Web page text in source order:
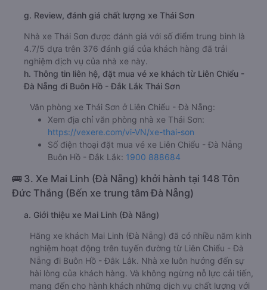
g. Review, đánh giá chất lượng xe Thái Sơn
Nhà xe Thái Sơn được đánh giá với số điểm trung bình là
4.7/5 dựa trên 376 đánh giá của khách hàng đã trải
nghiệm dịch vụ của nhà xe này.
h. Thông tin liên hệ, đặt mua vé xe khách từ Liên Chiểu -
Đà Nẵng đi Buôn Hồ - Đắk Lắk Thái Sơn
Văn phòng xe Thái Sơn ở Liên Chiểu - Đà Nẵng:
Xem địa chỉ văn phòng nhà xe Thái Sơn:
https://vexere.com/vi-VN/xe-thai-son
Số điện thoại đặt mua vé xe Liên Chiểu - Đà Nẵng
Buôn Hồ - Đắk Lắk: 1900 888684
🚌 3. Xe Mai Linh (Đà Nẵng) khởi hành tại 148 Tôn
Đức Thắng (Bến xe trung tâm Đà Nẵng)
a. Giới thiệu xe Mai Linh (Đà Nẵng)
Hãng xe khách Mai Linh (Đà Nẵng) đã có nhiều năm kinh
nghiệm hoạt động trên tuyến đường từ Liên Chiểu - Đà
Nẵng đi Buôn Hồ - Đắk Lắk. Nhà xe luôn hướng đến sự
hài lòng của khách hàng. Và không ngừng nỗ lực cải tiến,
mang đến cho hành khách những dịch vụ chất lượng với